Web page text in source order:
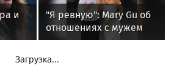
и
"Я ревную": Mary Gu об
отношениях с мужем
Загрузка...